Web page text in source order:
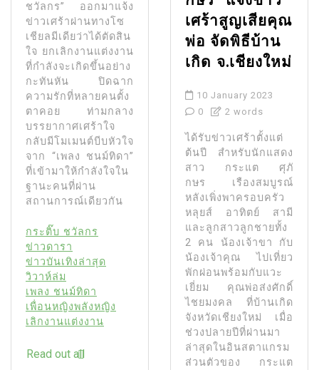
ชวัลกร” ออกมาแจ้ง
ข่าวเศร้าผ่านทางโซ
เชียลมีเดียว่าได้ตัดสิน
ใจ ยกเลิกงานแต่งงาน
ที่กำลังจะเกิดขึ้นอย่าง
กะทันหัน ปิดฉาก
ความรักที่หลายคนตั้ง
ตาคอย ท่ามกลาง
บรรยากาศเศร้าใจ
กลับมีโมเมนต์บีบหัวใจ
จาก “เพลง ชนม์ทิดา”
ที่เข้ามาให้กำลังใจใน
ฐานะคนที่ผ่าน
สถานการณ์เดียวกัน
กระติ๊บ ชวัลกร
ข่าวดารา
ข่าวบันเทิงล่าสุด
วิวาห์ล่ม
เพลง ชนม์ทิดา
เพื่อนหญิงพลังหญิง
เลิกงานแต่งงาน
Read out all
เศร้าสูญเสียคุณ
พ่อ จัดพิธีบ้าน
เกิด จ.เชียงใหม่
10 January 2023
0
2 words
ได้รับข่าวเศร้าตั้งแต่
ต้นปี สำหรับนักแสดง
สาว กระแต ศุภั
กษร เรืองสมบูรณ์
หลังเพิ่งพาครอบครัว
หลุยส์ อาทิตย์ สามี
และลูกสาวลูกชายทั้ง
2 คน น้องเจ้าขา กับ
น้องเจ้าคุณ ไปเที่ยว
พักผ่อนพร้อมกับแวะ
เยี่ยม คุณพ่อส่งศักดิ์
ไชยมงคล ที่บ้านเกิด
จังหวัดเชียงใหม่ เมื่อ
ช่วงปลายปีที่ผ่านมา
ล่าสุดในอินสตาแกรม
ส่วนตัวของ กระแต